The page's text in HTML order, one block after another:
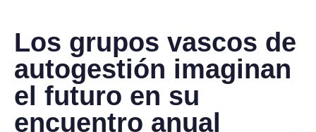
Los grupos vascos de
autogestión imaginan
el futuro en su
encuentro anual